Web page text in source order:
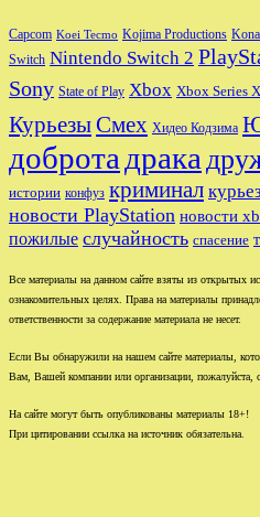
Capcom Koei Tecmo Kojima Productions
Switch Nintendo Switch 2
Sony State of Play Xbox Xbox Series
КурьезыСмех Хидео Кодзима
добротадрака
истории конфуз криминал курьез
новости PlayStation новости
пожилые случайность спасение
Все материалы на данном сайте взяты из открытых
ознакомительных целях. Права на материалы
ответственности за содержание материала не несет.
Если Вы обнаружили на нашем сайте материалы,
Вам, Вашей компании или организации, пожалуйста,
На сайте могут быть опубликованы материалы 18+!
При цитировании ссылка на источник обязательна.